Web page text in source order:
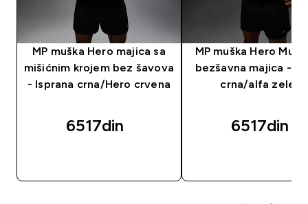
MP muška Hero majica sa
mišićnim krojem bez šavova
- Isprana crna/Hero crvena
6517din‎
MP muška Hero
bezšavna majica -
crna/alfa zelena
6517din‎